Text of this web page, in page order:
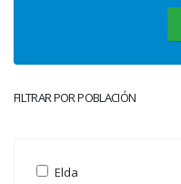
FILTRAR POR POBLACIÓN
Elda